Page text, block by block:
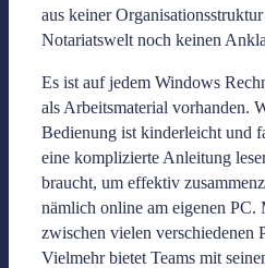
aus keiner
Notariatswelt noch keinen
Es ist auf jedem Windows
als Arbeitsmaterial vorhanden.
Bedienung ist kinderleicht und
eine komplizierte Anleitung
braucht, um effektiv
nämlich online am eigenen PC.
zwischen vielen verschiedenen
Vielmehr bietet Teams mit